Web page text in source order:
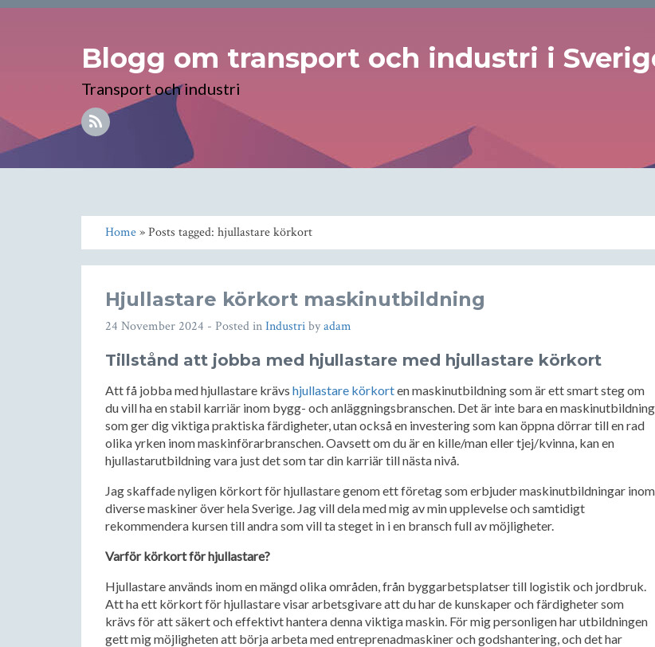
Blogg om transport och industri i
Transport och industri
Home» Posts tagged: hjullastare körkort
Hjullastare körkort maskinutbildning
24 November 2024 - Posted inIndustribyadam
Tillstånd att jobba med hjullastare med hjullastare körkort
Att få jobba med hjullastare krävs hjullastare körkorten maskinutbildning som är ett smart steg om
du vill ha en stabil karriär inom bygg- och anläggningsbranschen. Det är inte bara en maskinutbildning
som ger dig viktiga praktiska färdigheter, utan också en investering som kan öppna dörrar till en rad
olika yrken inom maskinförarbranschen. Oavsett om du är en kille/man eller tjej/kvinna, kan en
hjullastarutbildning vara just det som tar din karriär till nästa nivå.
Jag skaffade nyligen körkort för hjullastare genom ett företag som erbjuder maskinutbildningar inom
diverse maskiner över hela Sverige. Jag vill dela med mig av min upplevelse och samtidigt
rekommendera kursen till andra som vill ta steget in i en bransch full av möjligheter.
Varför körkort för hjullastare?
Hjullastare används inom en mängd olika områden, från byggarbetsplatser till logistik och jordbruk.
Att ha ett körkort för hjullastare visar arbetsgivare att du har de kunskaper och färdigheter som
krävs för att säkert och effektivt hantera denna viktiga maskin. För mig personligen har utbildningen
gett mig möjligheten att börja arbeta med entreprenadmaskiner och godshantering, och det har